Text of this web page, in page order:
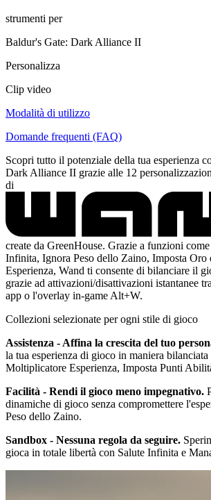
strumenti per
Baldur's Gate: Dark Alliance II
Personalizza
Clip video
Modalità di utilizzo
Domande frequenti (FAQ)
Scopri tutto il potenziale della tua esperienza
Dark Alliance II grazie alle 12
di
create da GreenHouse. Grazie a funzioni
Infinita, Ignora Peso dello Zaino, Imposta
Esperienza, Wand ti consente di bilanciare il
grazie ad attivazioni/disattivazioni istantanee
app o l'overlay in-game Alt+W.
Collezioni selezionate per ogni stile di gioco
Assistenza - Affina la crescita del tuo
la tua esperienza di gioco in maniera
Moltiplicatore Esperienza, Imposta Punti
Facilità - Rendi il gioco meno impegnativo.
dinamiche di gioco senza compromettere
Peso dello Zaino.
Sandbox - Nessuna regola da seguire.
gioca in totale libertà con Salute Infinita e